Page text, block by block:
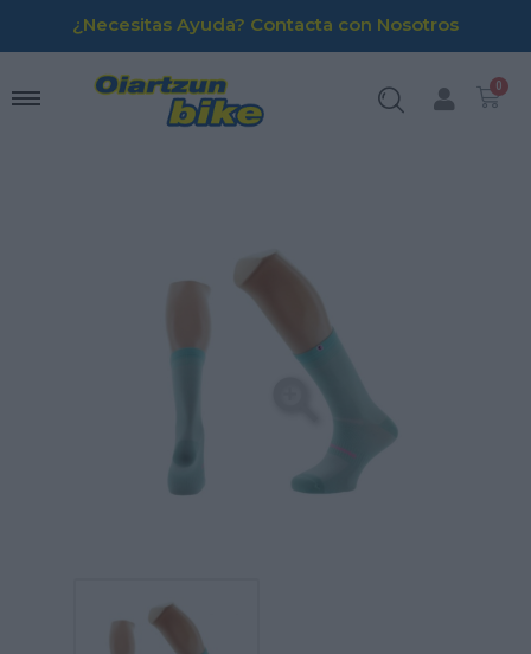
¿Necesitas Ayuda? Contacta con Nosotros
